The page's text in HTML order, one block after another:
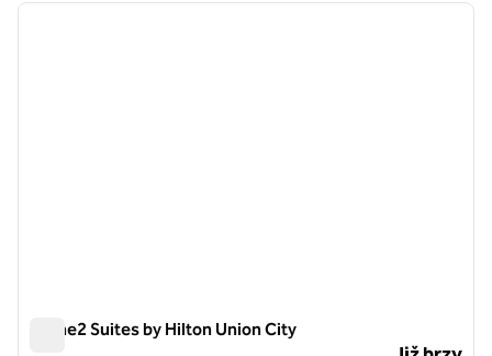
1 z 12
další
Home2 Suites by Hilton Union City